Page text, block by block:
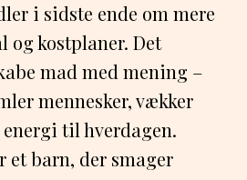
i sidste ende om mere
og kostplaner. Det
mad med mening –
mennesker, vækker
til hverdagen.
et barn, der smager